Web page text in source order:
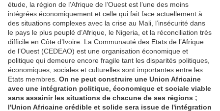
étude, la région de l’Afrique de l’Ouest est l’une des moins
intégrées économiquement et celle qui fait face actuellement à
des situations complexes avec la crise au Mali, l’insécurité dans
le pays le plus peuplé d’Afrique, le Nigeria, et la réconciliation très
difficile en Côte d’Ivoire. La Communauté des Etats de l’Afrique
de l’Ouest (CEDEAO) est une organisation économique et
politique qui demeure encore fragile tant les disparités politiques,
économiques, sociales et culturelles sont importantes entre les
Etats membres. On ne peut construire une Union Africaine
avec une intégration politique, économique et sociale viable
sans assainir les situations de chacune de ses régions ;
l'Union Africaine crédible et solide sera issue de l'intégration